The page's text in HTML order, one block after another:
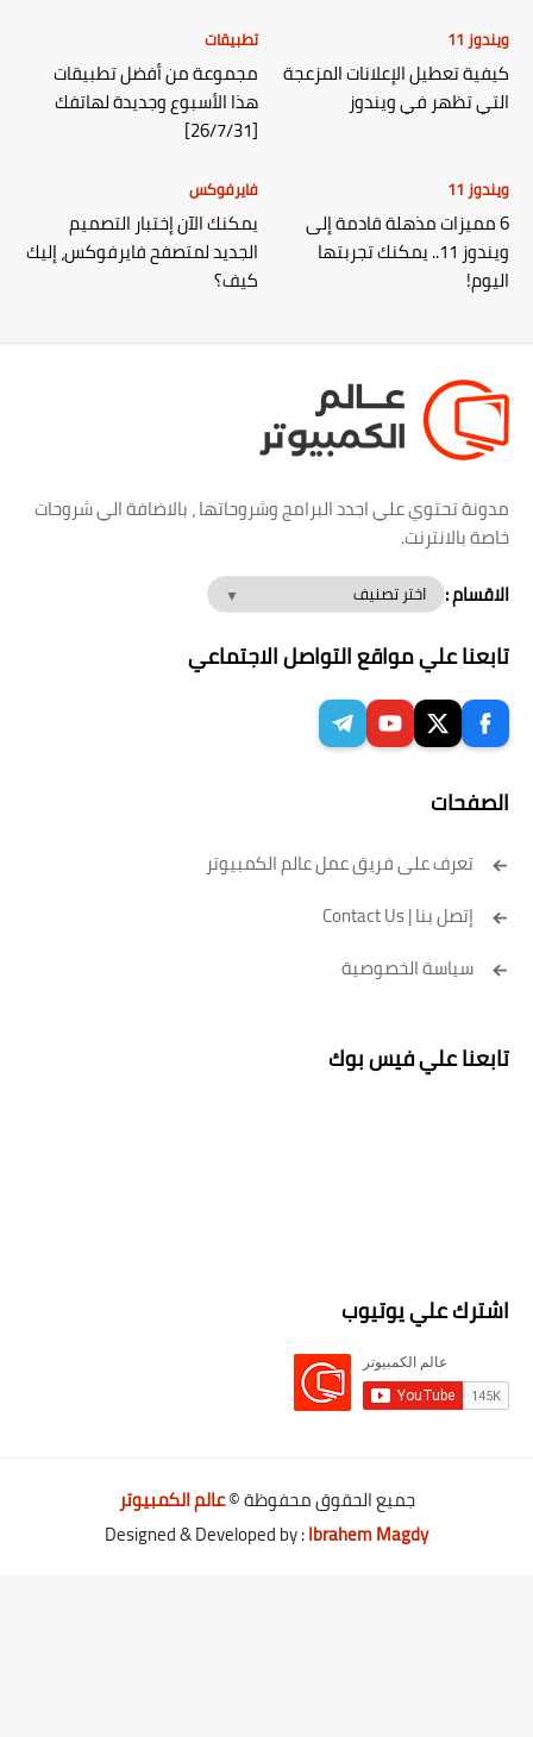
ويندوز 11
كيفية تعطيل الإعلانات المزعجة
التي تظهر في ويندوز
تطبيقات
مجموعة من أفضل تطبيقات
هذا الأسبوع وجديدة لهاتفك
[26/7/31]
ويندوز 11
6 مميزات مذهلة قادمة إلى
ويندوز 11.. يمكنك تجربتها
اليوم!
فايرفوكس
يمكنك الآن إختبار التصميم
الجديد لمتصفح فايرفوكس، إليك
كيف؟
مدونة تحتوي علي اجدد البرامج وشروحاتها ، بالاضافة الي شروحات
خاصة بالانترنت.
الاقسام :
تابعنا علي مواقع التواصل الاجتماعي
الصفحات
تعرف على فريق عمل عالم الكمبيوتر
إتصل بنا | Contact Us
سياسة الخصوصية
تابعنا علي فيس بوك
اشترك علي يوتيوب
جميع الحقوق محفوظة ©عالم الكمبيوتر
Designed & Developed by :Ibrahem Magdy